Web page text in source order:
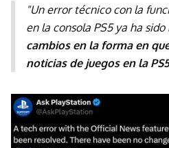
"Un error técnico con la
en la consola PS5 ya ha
cambios en la forma en
noticias de juegos en la PS5